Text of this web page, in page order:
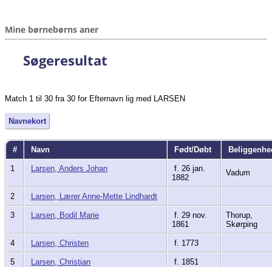
Mine børnebørns aner
Søgeresultat
Match 1 til 30 fra 30 for Efternavn lig med LARSEN
Navnekort
# Navn Født/Døbt
1 Larsen, Anders Johan
f. 26 jan.
1882
Vadum
2 Larsen, Lærer Anne-Mette Lindhardt
3 Larsen, Bodil Marie
f. 29 nov.
1861
Thorup,
Skørping
4 Larsen, Christen f. 1773
5 Larsen, Christian f. 1851